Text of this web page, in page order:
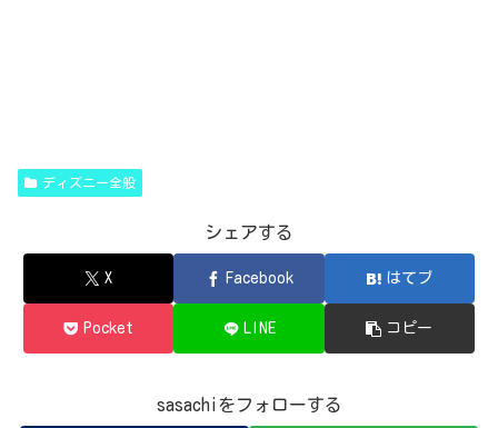
ディズニー全般
シェアする
X Facebook はてブ
Pocket LINE コピー
sasachiをフォローする